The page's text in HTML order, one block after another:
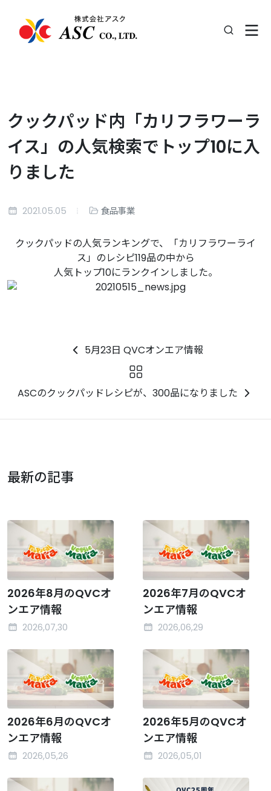
クックパッド内「カリフラワーラ
イス」の人気検索でトップ10に入
りました
2021.05.05 食品事業
クックパッドの人気ランキングで、「カリフラワーライ
ス」のレシピ119品の中から
人気トップ10にランクインしました。
5月23日 QVCオンエア情報
ASCのクックパッドレシピが、300品になりました
最新の記事
2026年8月のQVCオ
ンエア情報
2026,07,30
2026年7月のQVCオ
ンエア情報
2026,06,29
2026年6月のQVCオ
ンエア情報
2026,05,26
2026年5月のQVCオ
ンエア情報
2026,05,01